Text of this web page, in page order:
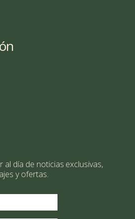
al día de noticias exclusivas,
y ofertas.